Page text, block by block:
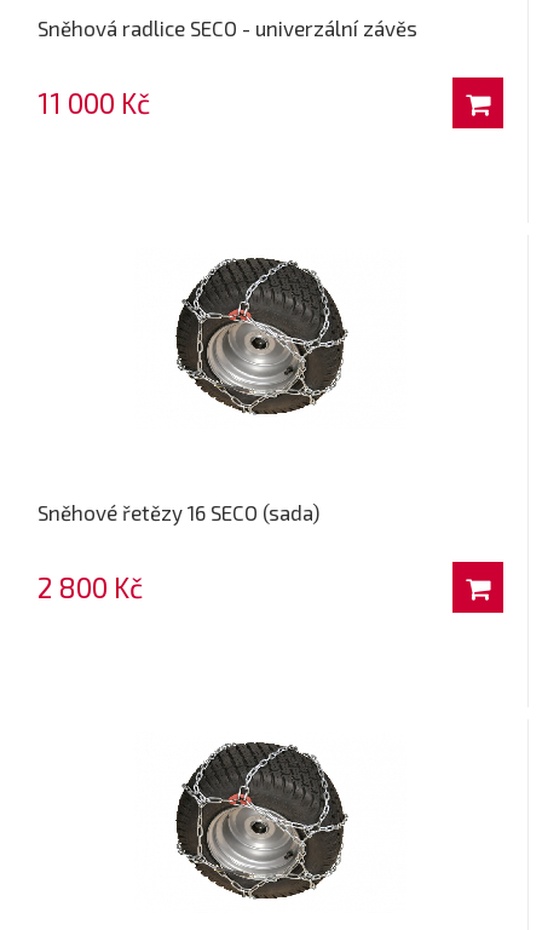
Sněhová radlice SECO - univerzální závěs
11 000 Kč
Sněhové řetězy 16 SECO (sada)
2 800 Kč